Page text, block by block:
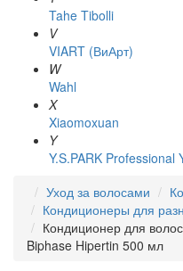
Tahe Tibolli
V
VIART (ВиАрт)
W
Wahl
X
Xiaomoxuan
Y
Y.S.PARK Professional
Уход за волосами
Кондиционеры для
Кондиционер для
Biphase Hipertin 500 мл